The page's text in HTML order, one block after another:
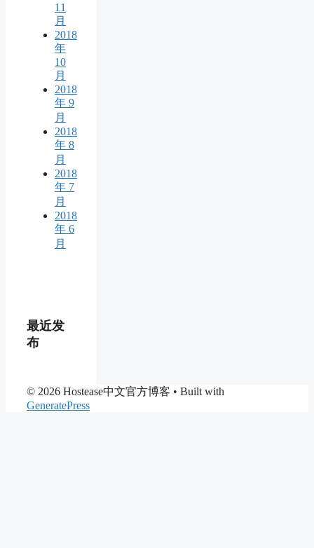
11
月
2018
年
10
月
2018
年 9
月
2018
年 8
月
2018
年 7
月
2018
年 6
月
最近发
布
© 2026 Hostease中文官方博客 • Built with
GeneratePress